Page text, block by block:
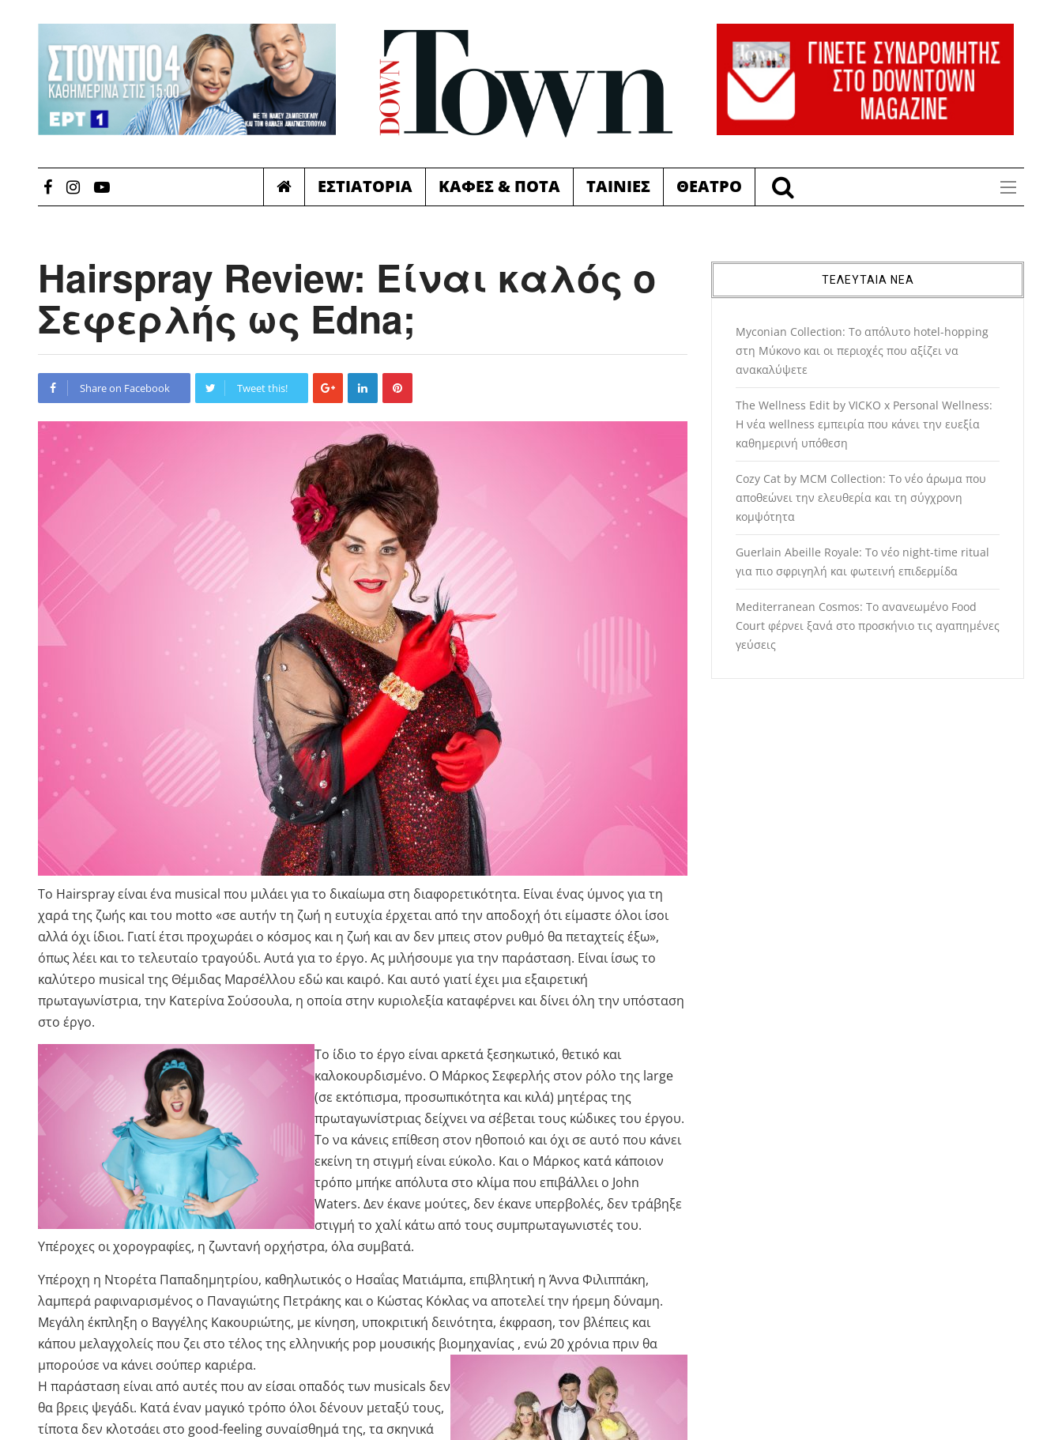
ΕΣΤΙΑΤΟΡΙΑ ΚΑΦΕΣ & ΠΟΤΑ ΤΑΙΝΙΕΣ ΘΕΑΤΡΟ
Hairspray Review: Είναι καλός ο
Σεφερλής ως Edna;
Share on Facebook Tweet this!
Το Hairspray είναι ένα musical που μιλάει για το δικαίωμα στη διαφορετικότητα. Είναι ένας ύμνος για τη
χαρά της ζωής και του motto «σε αυτήν τη ζωή η ευτυχία έρχεται από την αποδοχή ότι είμαστε όλοι ίσοι
αλλά όχι ίδιοι. Γιατί έτσι προχωράει ο κόσμος και η ζωή και αν δεν μπεις στον ρυθμό θα πεταχτείς έξω»,
όπως λέει και το τελευταίο τραγούδι. Αυτά για το έργο. Ας μιλήσουμε για την παράσταση. Είναι ίσως το
καλύτερο musical της Θέμιδας Μαρσέλλου εδώ και καιρό. Και αυτό γιατί έχει μια εξαιρετική
πρωταγωνίστρια, την Κατερίνα Σούσουλα, η οποία στην κυριολεξία καταφέρνει και δίνει όλη την υπόσταση
στο έργο.
Το ίδιο το έργο είναι αρκετά ξεσηκωτικό, θετικό και
καλοκουρδισμένο. Ο Μάρκος Σεφερλής στον ρόλο της large
(σε εκτόπισμα, προσωπικότητα και κιλά) μητέρας της
πρωταγωνίστριας δείχνει να σέβεται τους κώδικες του έργου.
Το να κάνεις επίθεση στον ηθοποιό και όχι σε αυτό που κάνει
εκείνη τη στιγμή είναι εύκολο. Και ο Μάρκος κατά κάποιον
τρόπο μπήκε απόλυτα στο κλίμα που επιβάλλει ο John
Waters. Δεν έκανε μούτες, δεν έκανε υπερβολές, δεν τράβηξε
στιγμή το χαλί κάτω από τους συμπρωταγωνιστές του.
Υπέροχες οι χορογραφίες, η ζωντανή ορχήστρα, όλα συμβατά.
Υπέροχη η Ντορέτα Παπαδημητρίου, καθηλωτικός ο Ησαΐας Ματιάμπα, επιβλητική η Άννα Φιλιππάκη,
λαμπερά ραφιναρισμένος ο Παναγιώτης Πετράκης και ο Κώστας Κόκλας να αποτελεί την ήρεμη δύναμη.
Μεγάλη έκπληξη ο Βαγγέλης Κακουριώτης, με κίνηση, υποκριτική δεινότητα, έκφραση, τον βλέπεις και
κάπου μελαγχολείς που ζει στο τέλος της ελληνικής pop μουσικής βιομηχανίας , ενώ 20 χρόνια πριν θα
μπορούσε να κάνει σούπερ καριέρα.
Η παράσταση είναι από αυτές που αν είσαι οπαδός των musicals δεν
θα βρεις ψεγάδι. Κατά έναν μαγικό τρόπο όλοι δένουν μεταξύ τους,
τίποτα δεν κλοτσάει στο good-feeling συναίσθημά της, τα σκηνικά
ΤΕΛΕΥΤΑΙΑ ΝΕΑ
Myconian Collection: Το απόλυτο hotel-hopping
στη Μύκονο και οι περιοχές που αξίζει να
ανακαλύψετε
The Wellness Edit by VICKO x Personal Wellness:
Η νέα wellness εμπειρία που κάνει την ευεξία
καθημερινή υπόθεση
Cozy Cat by MCM Collection: Το νέο άρωμα που
αποθεώνει την ελευθερία και τη σύγχρονη
κομψότητα
Guerlain Abeille Royale: Το νέο night-time ritual
για πιο σφριγηλή και φωτεινή επιδερμίδα
Mediterranean Cosmos: Το ανανεωμένο Food
Court φέρνει ξανά στο προσκήνιο τις αγαπημένες
γεύσεις